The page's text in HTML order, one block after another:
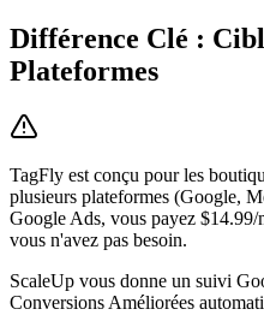
Différence Clé :
Plateformes
TagFly est conçu pour les
plusieurs plateformes (Google,
Google Ads, vous payez
vous n'avez pas besoin.
ScaleUp vous donne un suivi
Conversions Améliorées